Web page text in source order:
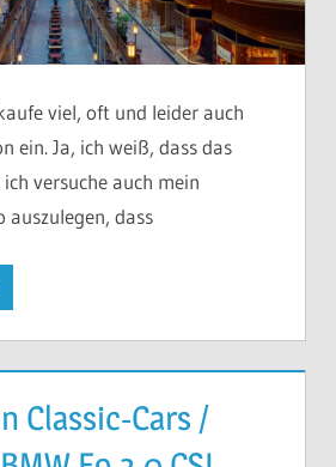
viel, oft und leider auch
ein. Ja, ich weiß, dass das
versuche auch mein
auszulegen, dass
Classic-Cars /